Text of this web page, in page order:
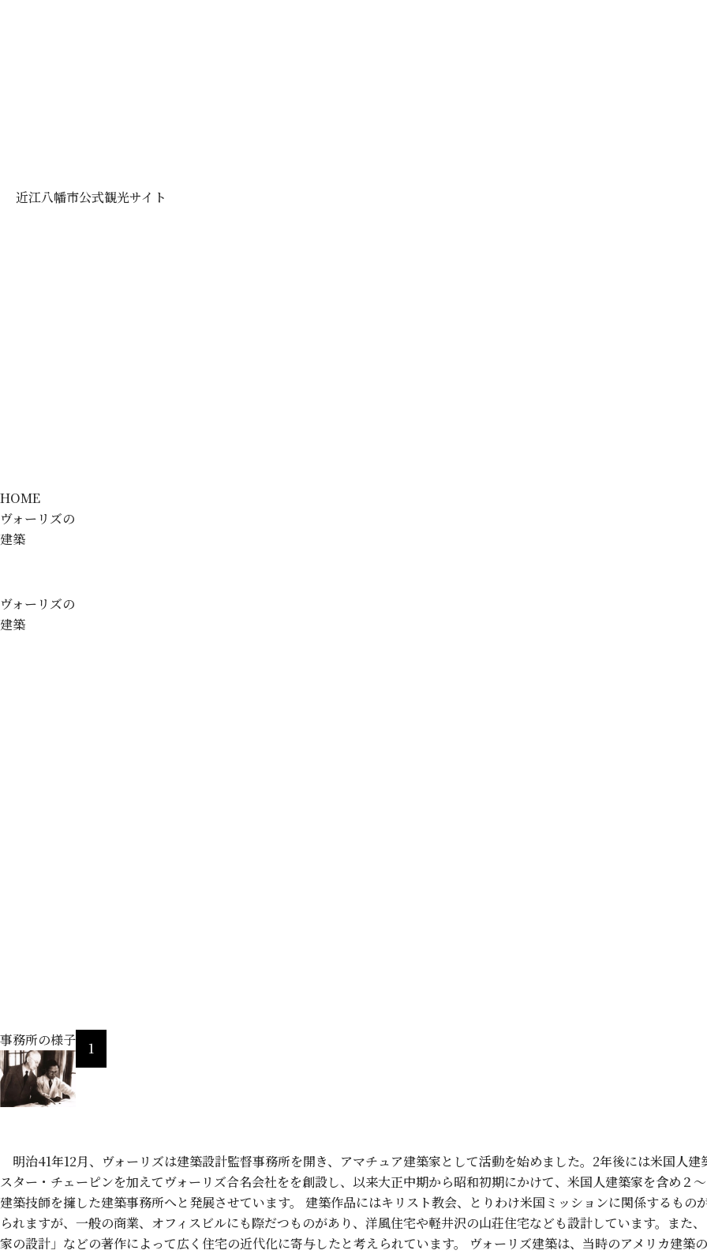
近江八幡市公式観光サイト
HOME
ヴォーリズの
建築
ヴォーリズの
建築
事務所の様子 1
明治41年12月、ヴォーリズは建築設計監督事務所を開き、アマチュア建築家として活動を始めました。2年後には米国人建
スター・チェーピンを加えてヴォーリズ合名会社をを創設し、以来大正中期から昭和初期にかけて、米国人建築家を含め２
建築技師を擁した建築事務所へと発展させています。 建築作品にはキリスト教会、とりわけ米国ミッションに関係するもの
られますが、一般の商業、オフィスビルにも際だつものがあり、洋風住宅や軽井沢の山荘住宅なども設計しています。また
家の設計」などの著作によって広く住宅の近代化に寄与したと考えられています。 ヴォーリズ建築は、当時のアメリカ建築